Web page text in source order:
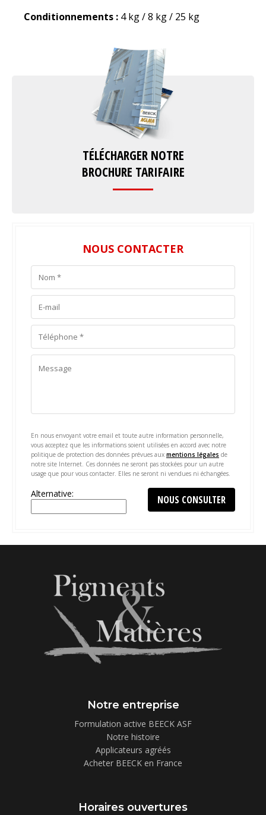
Conditionnements : 4 kg / 8 kg / 25 kg
TÉLÉCHARGER NOTRE
BROCHURE TARIFAIRE
NOUS CONTACTER
En nous envoyant votre email et toute autre information personnelle,
vous acceptez que les informations soient utilisées en accord avec notre
politique de protection des données prévues aux mentions légales de
notre site Internet. Ces données ne seront pas stockées pour un autre
usage que pour vous contacter. Elles ne seront ni vendues ni échangées.
Alternative:
Notre entreprise
Formulation active BEECK ASF
Notre histoire
Applicateurs agréés
Acheter BEECK en France
Horaires ouvertures